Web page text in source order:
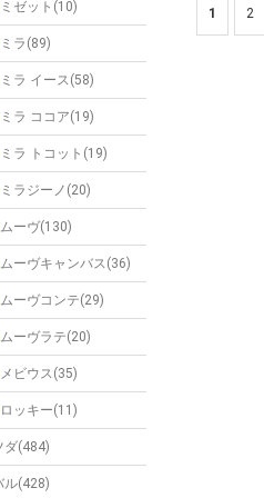
ミゼット(10)
ミラ(89)
ミラ イース(58)
ミラ ココア(19)
ミラ トコット(19)
ミラジーノ(20)
ムーヴ(130)
ムーヴキャンバス(36)
ムーヴコンテ(29)
ムーヴラテ(20)
メビウス(35)
ロッキー(11)
ダ(484)
ル(428)
1 2